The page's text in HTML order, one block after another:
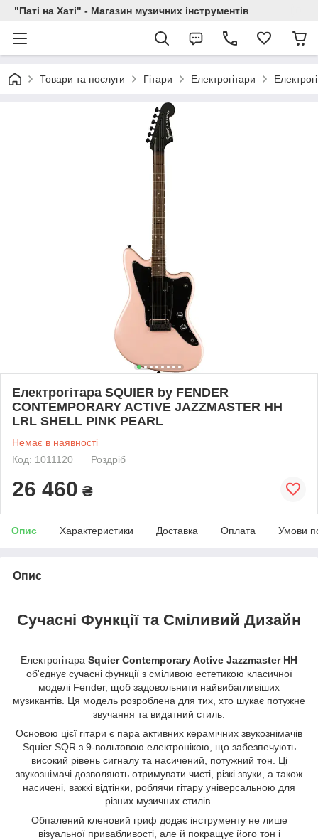
"Паті на Хаті" - Магазин музичних інструментів
Товари та послуги Гітари Електрогітари
Електрогітара SQUIER by FENDER
CONTEMPORARY ACTIVE JAZZMASTER HH
LRL SHELL PINK PEARL
Немає в наявності
Код: 1011120
Роздріб
26 460 ₴
Опис Характеристики Доставка Оплата Умови
Опис
Сучасні Функції та Сміливий Дизайн
Електрогітара Squier Contemporary Active Jazzmaster HH
об'єднує сучасні функції з сміливою естетикою класичної
моделі Fender, щоб задовольнити найвибагливіших
музикантів. Ця модель розроблена для тих, хто шукає потужне
звучання та видатний стиль.
Основою цієї гітари є пара активних керамічних звукознімачів
Squier SQR з 9-вольтовою електронікою, що забезпечують
високий рівень сигналу та насичений, потужний тон. Ці
звукознімачі дозволяють отримувати чисті, різкі звуки, а також
насичені, важкі відтінки, роблячи гітару універсальною для
різних музичних стилів.
Обпалений кленовий гриф додає інструменту не лише
візуальної привабливості, але й покращує його тон і